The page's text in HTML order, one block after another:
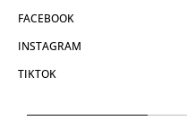
FACEBOOK
INSTAGRAM
TIKTOK